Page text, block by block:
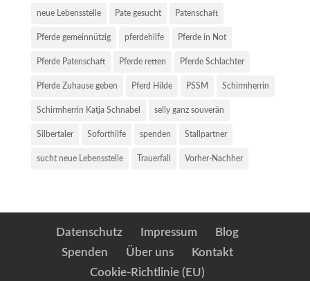
neue Lebensstelle Pate gesucht Patenschaft
Pferde gemeinnützig pferdehilfe Pferde in Not
Pferde Patenschaft Pferde retten Pferde Schlachter
Pferde Zuhause geben Pferd Hilde PSSM Schirmherrin
Schirmherrin Katja Schnabel selly ganz souverän
Silbertaler Soforthilfe spenden Stallpartner
sucht neue Lebensstelle Trauerfall Vorher-Nachher
Datenschutz Impressum
Blog
Spenden
Über uns
Kontakt
Cookie-Richtlinie (EU)